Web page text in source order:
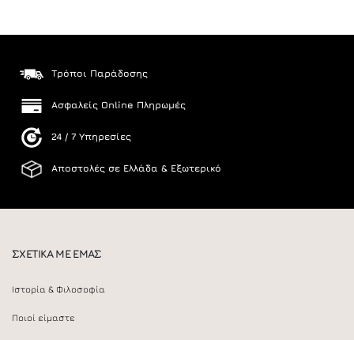
Τρόποι Παράδοσης
Ασφαλείς Online Πληρωμές
24 / 7 Υπηρεσίες
Αποστολές σε Ελλάδα & Εξωτερικό
ΣΧΕΤΙΚΑ ΜΕ ΕΜΑΣ
Ιστορία & Φιλοσοφία
Ποιοί είμαστε